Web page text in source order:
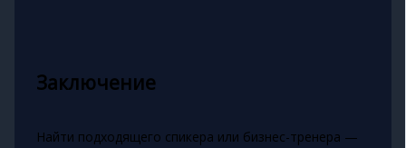
Заключение
Найти подходящего спикера или бизнес-тренера —